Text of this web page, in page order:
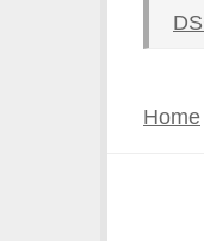
Home